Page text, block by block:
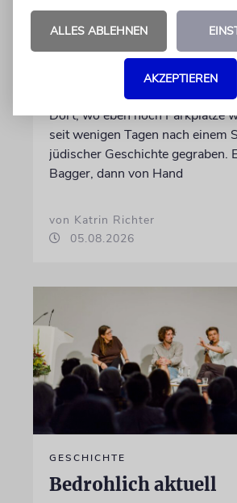
Schicht um Schicht
Dort, wo eben noch Parkplätze
seit wenigen Tagen nach einem
jüdischer Geschichte gegraben.
Bagger, dann von Hand
von Katrin Richter
05.08.2026
GESCHICHTE
Bedrohlich aktuell
ALLES ABLEHNEN
AKZEPTIEREN